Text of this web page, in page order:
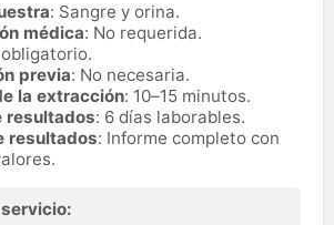
: Sangre y orina.
médica: No requerida.
obligatorio.
previa: No necesaria.
la extracción: 10–15 minutos.
resultados: 6 días laborables.
resultados: Informe completo con